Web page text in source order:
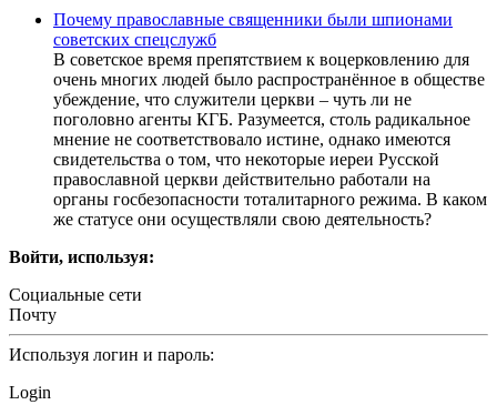
Почему православные священники были шпионами
советских спецслужб
В советское время препятствием к воцерковлению для
очень многих людей было распространённое в обществе
убеждение, что служители церкви – чуть ли не
поголовно агенты КГБ. Разумеется, столь радикальное
мнение не соответствовало истине, однако имеются
свидетельства о том, что некоторые иереи Русской
православной церкви действительно работали на
органы госбезопасности тоталитарного режима. В каком
же статусе они осуществляли свою деятельность?
Войти, используя:
Социальные сети
Почту
Используя логин и пароль:
Login